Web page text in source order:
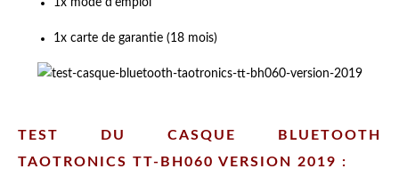
1x mode d'emploi
1x carte de garantie (18 mois)
TEST DU CASQUE BLUETOOTH
TAOTRONICS TT-BH060 VERSION 2019 :